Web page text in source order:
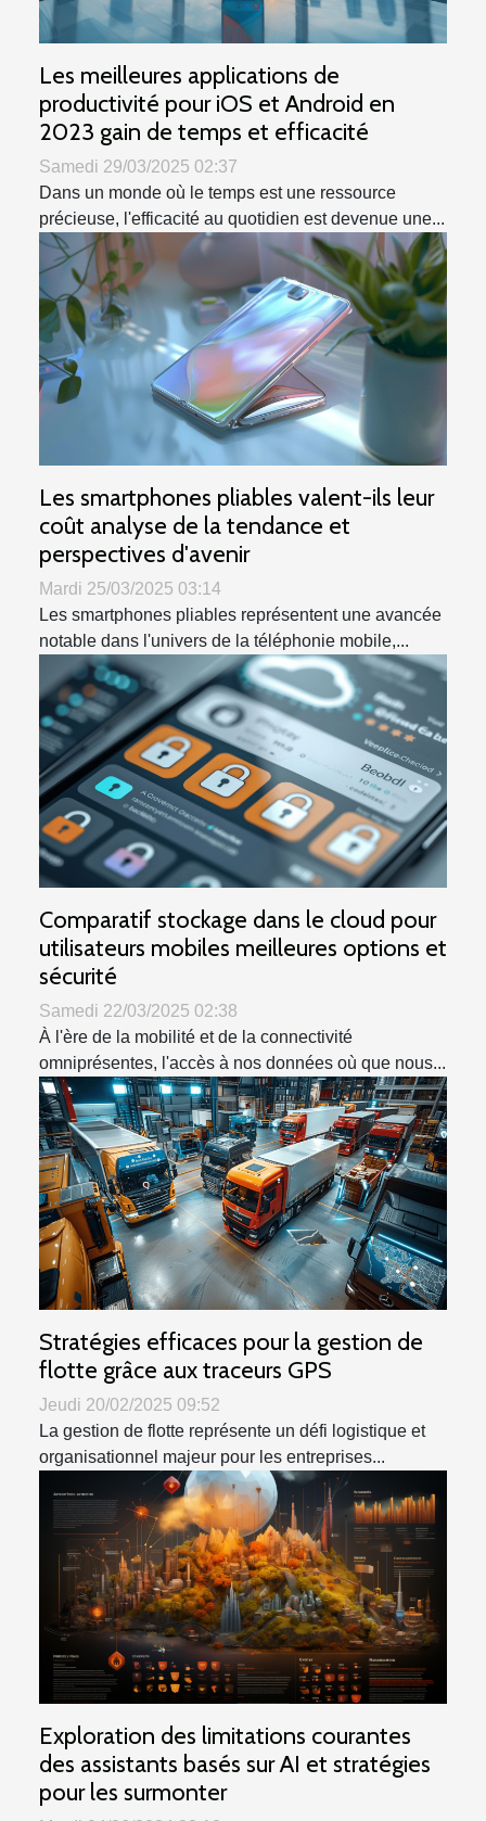
Les meilleures applications de
productivité pour iOS et Android en
2023 gain de temps et efficacité
Samedi 29/03/2025 02:37
Dans un monde où le temps est une ressource
précieuse, l'efficacité au quotidien est devenue une...
Les smartphones pliables valent-ils leur
coût analyse de la tendance et
perspectives d'avenir
Mardi 25/03/2025 03:14
Les smartphones pliables représentent une avancée
notable dans l'univers de la téléphonie mobile,...
Comparatif stockage dans le cloud pour
utilisateurs mobiles meilleures options et
sécurité
Samedi 22/03/2025 02:38
À l'ère de la mobilité et de la connectivité
omniprésentes, l'accès à nos données où que nous...
Stratégies efficaces pour la gestion de
flotte grâce aux traceurs GPS
Jeudi 20/02/2025 09:52
La gestion de flotte représente un défi logistique et
organisationnel majeur pour les entreprises...
Exploration des limitations courantes
des assistants basés sur AI et stratégies
pour les surmonter